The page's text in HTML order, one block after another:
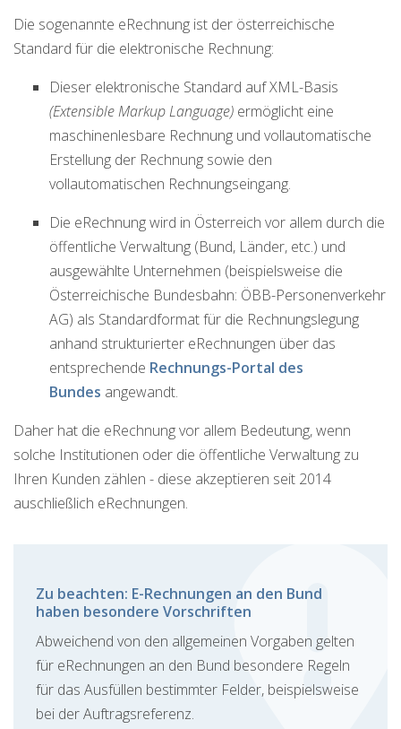
Die sogenannte eRechnung ist der österreichische
Standard für die elektronische Rechnung:
Dieser elektronische Standard auf XML-Basis
(Extensible Markup Language) ermöglicht eine
maschinenlesbare Rechnung und vollautomatische
Erstellung der Rechnung sowie den
vollautomatischen Rechnungseingang.
Die eRechnung wird in Österreich vor allem durch die
öffentliche Verwaltung (Bund, Länder, etc.) und
ausgewählte Unternehmen (beispielsweise die
Österreichische Bundesbahn: ÖBB-Personenverkehr
AG) als Standardformat für die Rechnungslegung
anhand strukturierter eRechnungen über das
entsprechende Rechnungs-Portal des
Bundes angewandt.
Daher hat die eRechnung vor allem Bedeutung, wenn
solche Institutionen oder die öffentliche Verwaltung zu
Ihren Kunden zählen - diese akzeptieren seit 2014
auschließlich eRechnungen.
Zu beachten: E-Rechnungen an den Bund
haben besondere Vorschriften
Abweichend von den allgemeinen Vorgaben gelten
für eRechnungen an den Bund besondere Regeln
für das Ausfüllen bestimmter Felder, beispielsweise
bei der Auftragsreferenz.